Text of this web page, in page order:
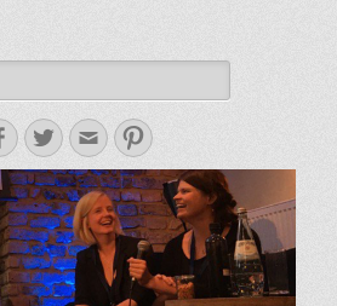
Blog
Facebook
Twitter
E-
Mail-
Adresse
Pinterest